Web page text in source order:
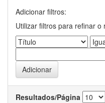
Adicionar filtros:
Utilizar filtros para refinar o
Resultados/Página